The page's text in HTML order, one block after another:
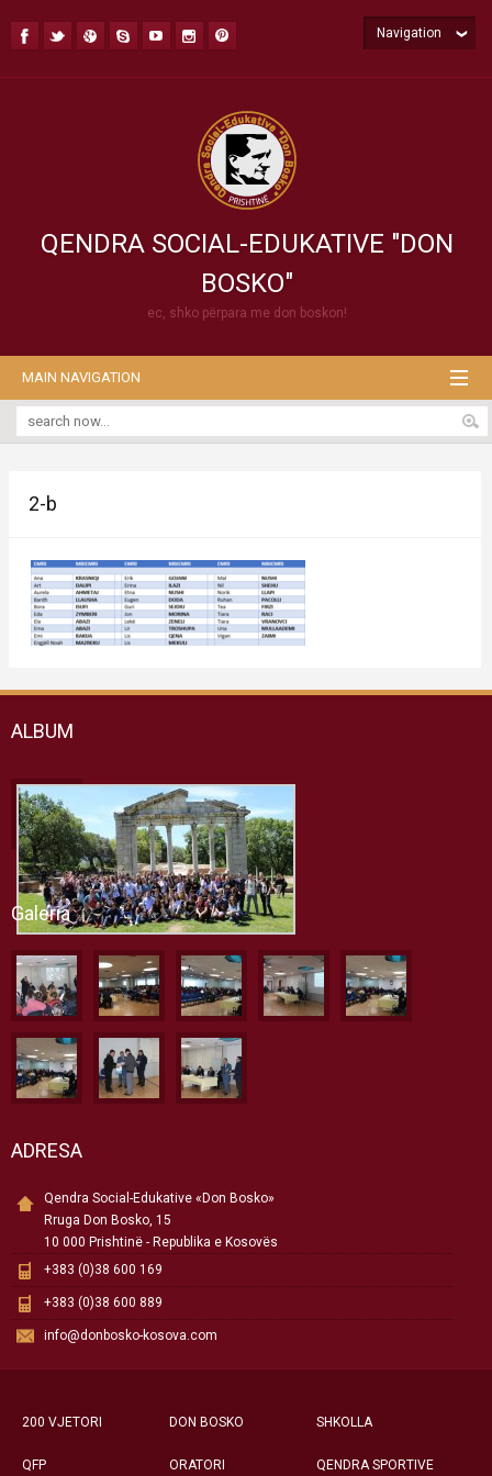
QENDRA SOCIAL-EDUKATIVE "DON
BOSKO"
ec, shko përpara me don boskon!
Navigation
MAIN NAVIGATION
2-b
ALBUM
Galeria
ADRESA
Qendra Social-Edukative «Don Bosko»
Rruga Don Bosko, 15
10 000 Prishtinë - Republika e Kosovës
+383 (0)38 600 169
+383 (0)38 600 889
info@donbosko-kosova.com
200 VJETORI DON BOSKO SHKOLLA
QFP ORATORI QENDRA SPORTIVE